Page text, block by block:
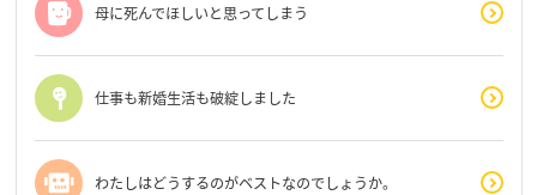
母に死んでほしいと思ってしまう
仕事も新婚生活も破綻しました
わたしはどうするのがベストなのでしょうか。